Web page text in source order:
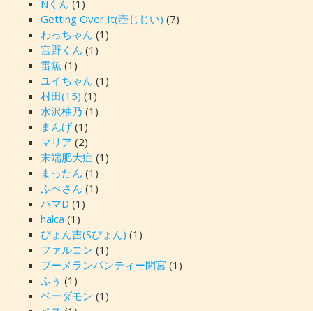
Nくん (1)
Getting Over It(壺じじい) (7)
わっちゃん (1)
宮野くん (1)
雷魚 (1)
ユイちゃん (1)
村田(15) (1)
水沢柚乃 (1)
まんげ(1)
マリア (2)
末端肥大症 (1)
まったん (1)
ふべさん (1)
ハマD (1)
halca (1)
ぴょん吉(Sぴょん) (1)
ファルコン (1)
ブーメランパンティー間宮 (1)
ふぅ (1)
ベーダモン (1)